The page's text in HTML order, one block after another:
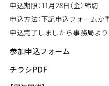
申込期限：11月28日（金）締切
申込方法：下記申込フォームか
申込完了しましたら事務局よ
参加申込フォーム
チラシPDF